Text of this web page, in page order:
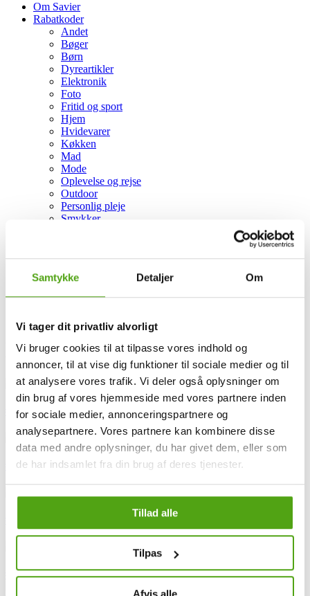
Samtykke Detaljer Om
Vi tager dit privatliv alvorligt
Vi bruger cookies til at tilpasse vores indhold og
annoncer, til at vise dig funktioner til sociale medier og til
at analysere vores trafik. Vi deler også oplysninger om
din brug af vores hjemmeside med vores partnere inden
for sociale medier, annonceringspartnere og
analysepartnere. Vores partnere kan kombinere disse
data med andre oplysninger, du har givet dem, eller som
de har indsamlet fra din brug af deres tjenester.
Tillad alle
Tilpas
Afvis alle
Om Savier
Rabatkoder
Andet
Bøger
Børn
Dyreartikler
Elektronik
Foto
Fritid og sport
Hjem
Hvidevarer
Køkken
Mad
Mode
Oplevelse og rejse
Outdoor
Personlig pleje
Smykker
Support
Dansk
Svenska
Bøger
#rabatkoder
#rabatkoder
#rabatkoder